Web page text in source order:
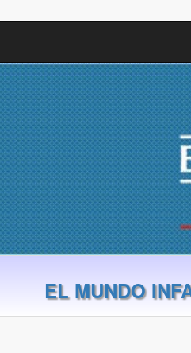
EL MUNDO